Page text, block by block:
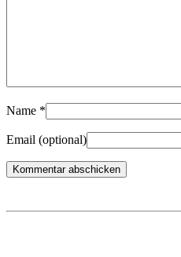
Name *
Email (optional)